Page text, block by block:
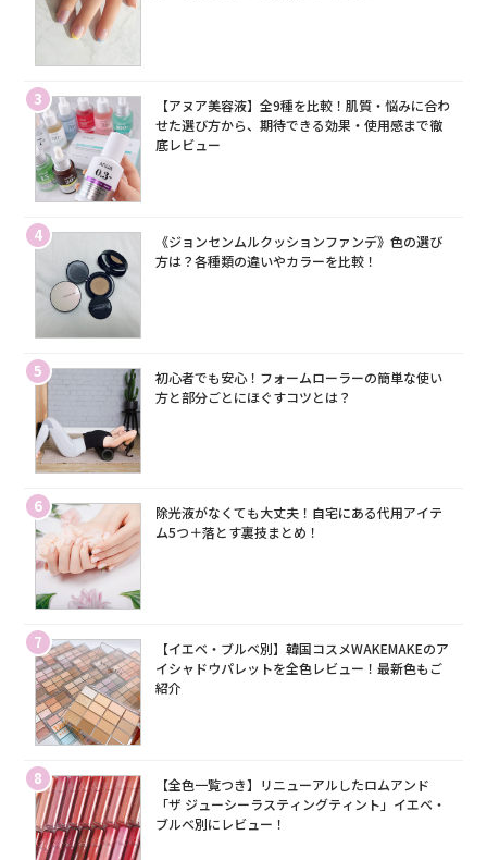
3
【アヌア美容液】全9種を比較！肌質・悩みに合わ
せた選び方から、期待できる効果・使用感まで徹
底レビュー
4
《ジョンセンムルクッションファンデ》色の選び
方は？各種類の違いやカラーを比較！
5
初心者でも安心！フォームローラーの簡単な使い
方と部分ごとにほぐすコツとは？
6
除光液がなくても大丈夫！自宅にある代用アイテ
ム5つ＋落とす裏技まとめ！
7
【イエベ・ブルベ別】韓国コスメWAKEMAKEのア
イシャドウパレットを全色レビュー！最新色もご
紹介
8
【全色一覧つき】リニューアルしたロムアンド
「ザ ジューシーラスティングティント」イエベ・
ブルベ別にレビュー！